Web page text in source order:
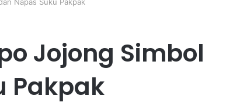
Jojong Simbol
Pakpak